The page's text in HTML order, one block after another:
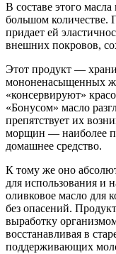
В составе этого
большом количестве.
придает ей
внешних покровов,
Этот продукт —
мононенасыщенных
«консервируют»
«Бонусом» масло
препятствует их
морщин — наиболее
домашнее средство.
К тому же оно
для использования и
оливковое масло для
без опасений.
выработку
восстанавливая в
поддерживающих